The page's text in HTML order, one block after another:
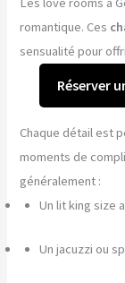
romantique. Ces
sensualité pour
Réserver
Chaque détail est
moments de
généralement :
Un lit king size
Un jacuzzi ou